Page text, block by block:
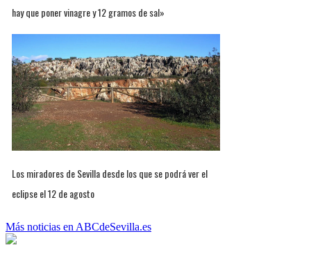
hay que poner vinagre y 12 gramos de sal»
Los miradores de Sevilla desde los que se podrá ver el
eclipse el 12 de agosto
Más noticias en ABCdeSevilla.es